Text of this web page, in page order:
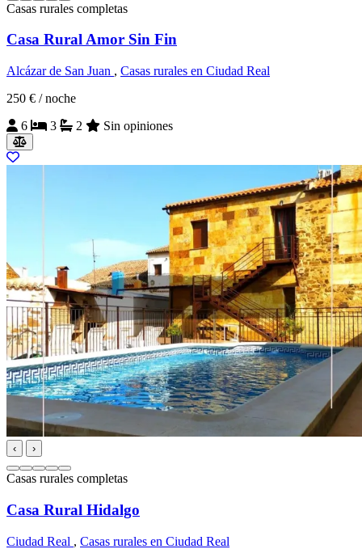
Casas rurales completas
Casa Rural Amor Sin Fin
Alcázar de San Juan , Casas rurales en Ciudad Real
250 € / noche
6
3 2 Sin opiniones
‹ ›
Casas rurales completas
Casa Rural Hidalgo
Ciudad Real , Casas rurales en Ciudad Real